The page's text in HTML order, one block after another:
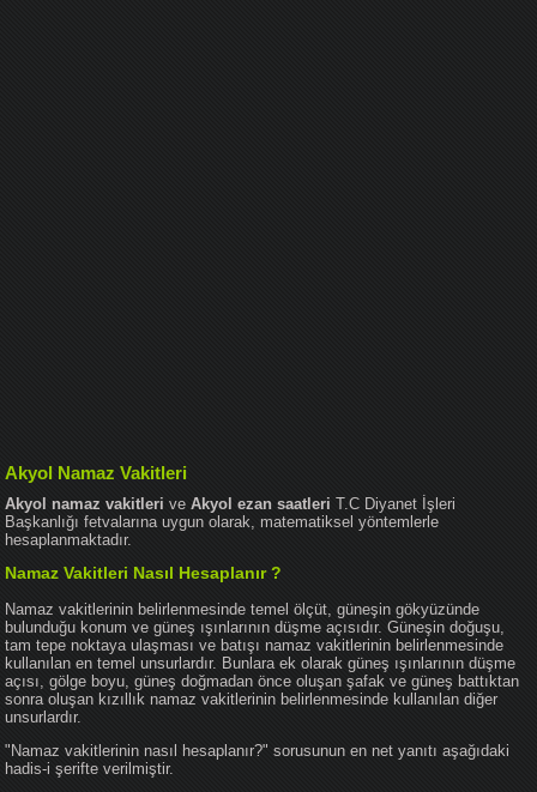
Akyol Namaz Vakitleri
Akyol namaz vakitleri veAkyol ezan saatleri T.C Diyanet İşleri
Başkanlığı fetvalarına uygun olarak, matematiksel yöntemlerle
hesaplanmaktadır.
Namaz Vakitleri Nasıl Hesaplanır ?
Namaz vakitlerinin belirlenmesinde temel ölçüt, güneşin gökyüzünde
bulunduğu konum ve güneş ışınlarının düşme açısıdır. Güneşin doğuşu,
tam tepe noktaya ulaşması ve batışı namaz vakitlerinin belirlenmesinde
kullanılan en temel unsurlardır. Bunlara ek olarak güneş ışınlarının düşme
açısı, gölge boyu, güneş doğmadan önce oluşan şafak ve güneş battıktan
sonra oluşan kızıllık namaz vakitlerinin belirlenmesinde kullanılan diğer
unsurlardır.
"Namaz vakitlerinin nasıl hesaplanır?" sorusunun en net yanıtı aşağıdaki
hadis-i şerifte verilmiştir.